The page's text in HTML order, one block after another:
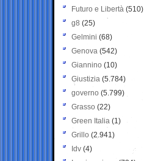
Futuro e Libertà (510)
g8 (25)
Gelmini (68)
Genova (542)
Giannino (10)
Giustizia (5.784)
governo (5.799)
Grasso (22)
Green Italia (1)
Grillo (2.941)
Idv (4)